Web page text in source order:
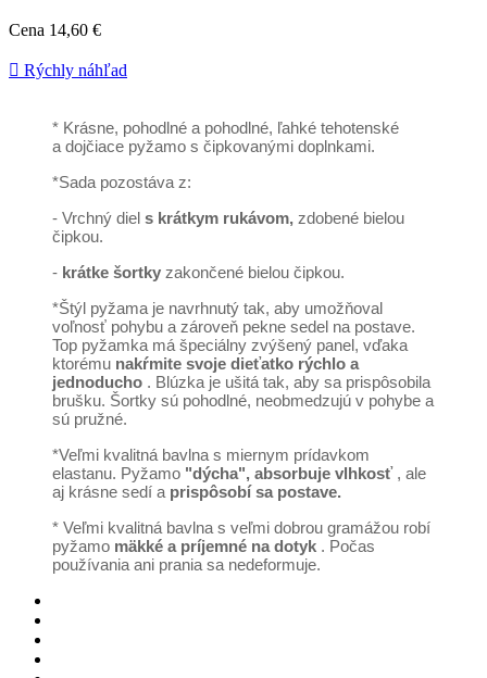
Cena 14,60 €
 Rýchly náhľad
* Krásne, pohodlné a pohodlné, ľahké tehotenské
a dojčiace pyžamo s čipkovanými doplnkami.
*Sada pozostáva z:
- Vrchný diel s krátkym rukávom, zdobené bielou
čipkou.
- krátke šortky zakončené bielou čipkou.
*Štýl pyžama je navrhnutý tak, aby umožňoval
voľnosť pohybu a zároveň pekne sedel na postave.
Top pyžamka má špeciálny zvýšený panel, vďaka
ktorému nakŕmite svoje dieťatko rýchlo a
jednoducho . Blúzka je ušitá tak, aby sa prispôsobila
brušku. Šortky sú pohodlné, neobmedzujú v pohybe a
sú pružné.
*Veľmi kvalitná bavlna s miernym prídavkom
elastanu. Pyžamo "dýcha", absorbuje vlhkosť, ale
aj krásne sedí a prispôsobí sa postave.
* Veľmi kvalitná bavlna s veľmi dobrou gramážou robí
pyžamo mäkké a príjemné na dotyk . Počas
používania ani prania sa nedeformuje.